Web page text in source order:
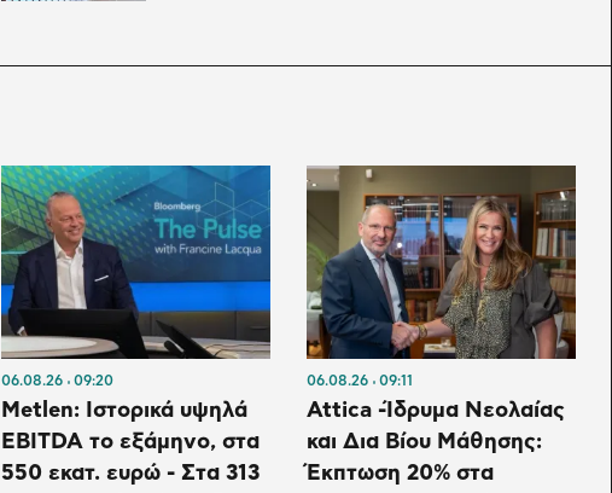
06.08.26 09:20
Metlen: Ιστορικά υψηλά
EBITDA το εξάμηνο, στα
550 εκατ. ευρώ - Στα 313
06.08.26 09:11
Attica -Ίδρυμα Νεολαίας
και Δια Βίου Μάθησης:
Έκπτωση 20% στα